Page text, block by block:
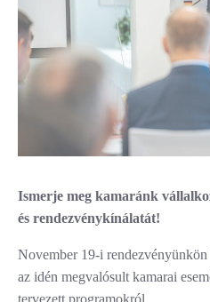
Ismerje meg kamaránk
és rendezvénykínálatát!
November 19-i
az idén megvalósult kamarai